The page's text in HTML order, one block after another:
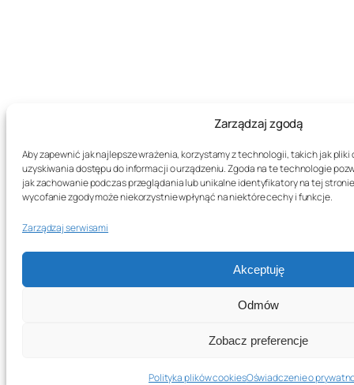
Zarządzaj zgodą
Aby zapewnić jak najlepsze wrażenia, korzystamy z technologii, takich jak
uzyskiwania dostępu do informacji o urządzeniu. Zgoda na te technologie
jak zachowanie podczas przeglądania lub unikalne identyfikatory na tej
wycofanie zgody może niekorzystnie wpłynąć na niektóre cechy i funkcje.
Zarządzaj serwisami
Akceptuję
Odmów
Zobacz preferencje
Polityka plików cookiesOświadczenie o